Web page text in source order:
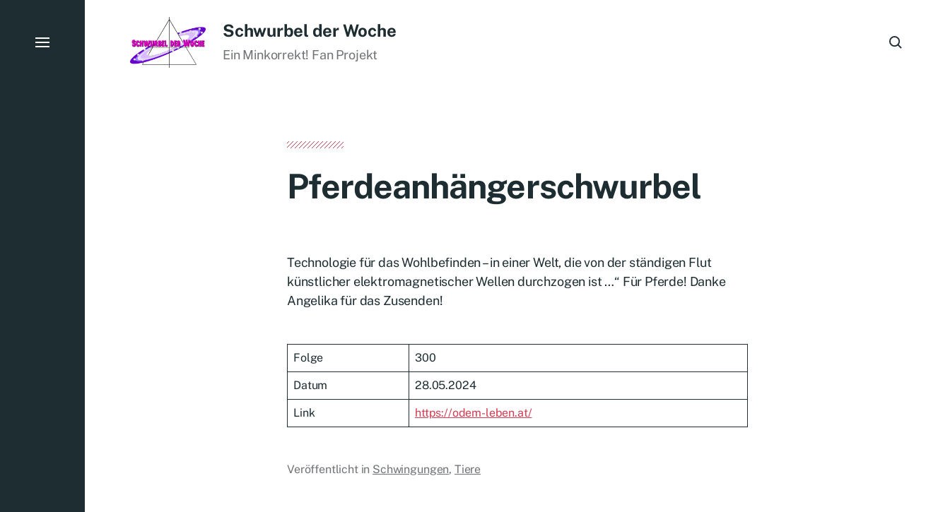
Schwurbel der Woche
Ein Minkorrekt! Fan Projekt
Pferdeanhängerschwurbel
Technologie für das Wohlbefinden – in einer Welt, die von der ständigen Flut
künstlicher elektromagnetischer Wellen durchzogen ist …“ Für Pferde! Danke
Angelika für das Zusenden!
Folge 300
Datum 28.05.2024
Link https://odem-leben.at/
Veröffentlicht in Schwingungen, Tiere